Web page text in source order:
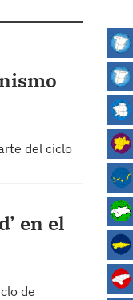
del ciclo
en el
de